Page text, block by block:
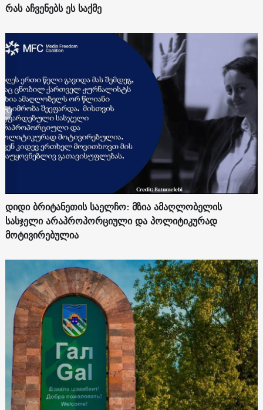
რას აჩვენებს ეს საქმე
დიდი ბრიტანეთის საელჩო: მზია ამაღლობელის
სასჯელი არაპროპორციული და პოლიტიკურად
მოტივირებულია